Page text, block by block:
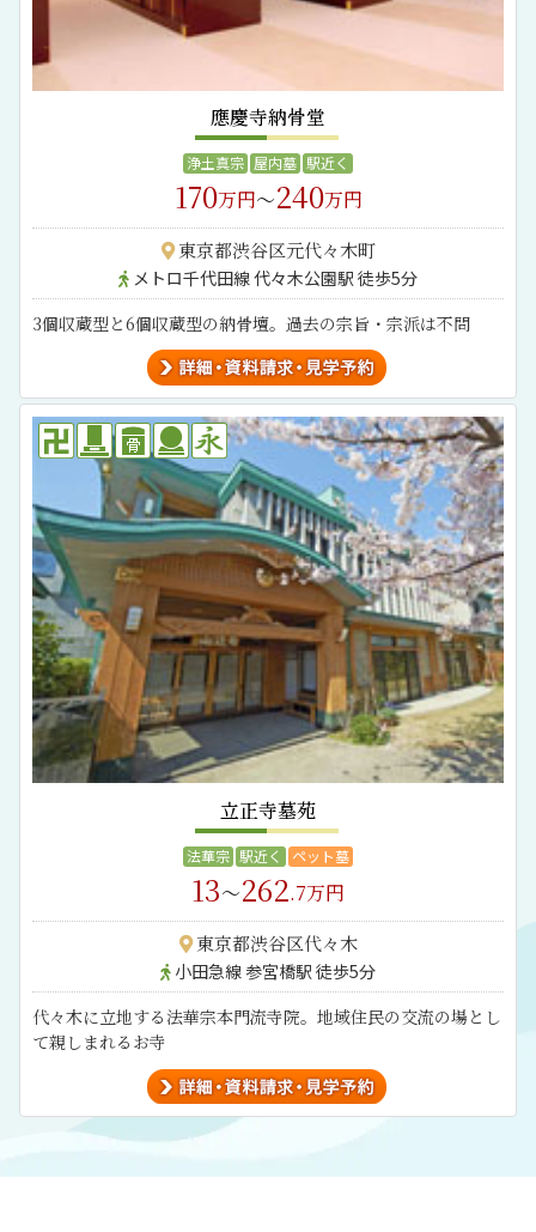
應慶寺納骨堂
浄土真宗 屋内墓 駅近く
170万円～240万円
東京都渋谷区元代々木町
メトロ千代田線 代々木公園駅 徒歩5分
3個収蔵型と6個収蔵型の納骨壇。過去の宗旨・宗派は不問
立正寺墓苑
法華宗 駅近く ペット墓
13～262.7万円
東京都渋谷区代々木
小田急線 参宮橋駅 徒歩5分
代々木に立地する法華宗本門流寺院。地域住民の交流の場とし
て親しまれるお寺